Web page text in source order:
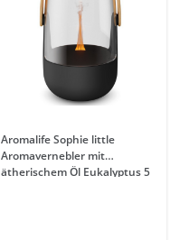
Aromalife Sophie little
Aromavernebler mit
ätherischem Öl Eukalyptus 5